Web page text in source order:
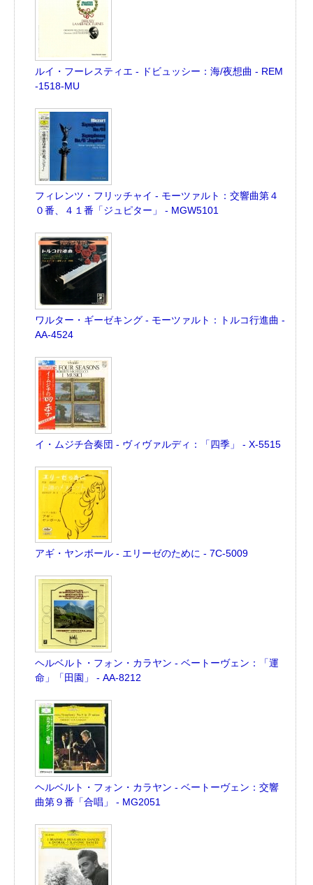
ルイ・フーレスティエ - ドビュッシー：海/夜想曲 - REM
-1518-MU
フィレンツ・フリッチャイ - モーツァルト：交響曲第４
０番、４１番「ジュピター」 - MGW5101
ワルター・ギーゼキング - モーツァルト：トルコ行進曲 -
AA-4524
イ・ムジチ合奏団 - ヴィヴァルディ：「四季」 - X-5515
アギ・ヤンボール - エリーゼのために - 7C-5009
ヘルベルト・フォン・カラヤン - ベートーヴェン：「運
命」「田園」 - AA-8212
ヘルベルト・フォン・カラヤン - ベートーヴェン：交響
曲第９番「合唱」 - MG2051